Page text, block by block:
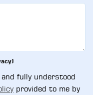
fully understood
provided to me by